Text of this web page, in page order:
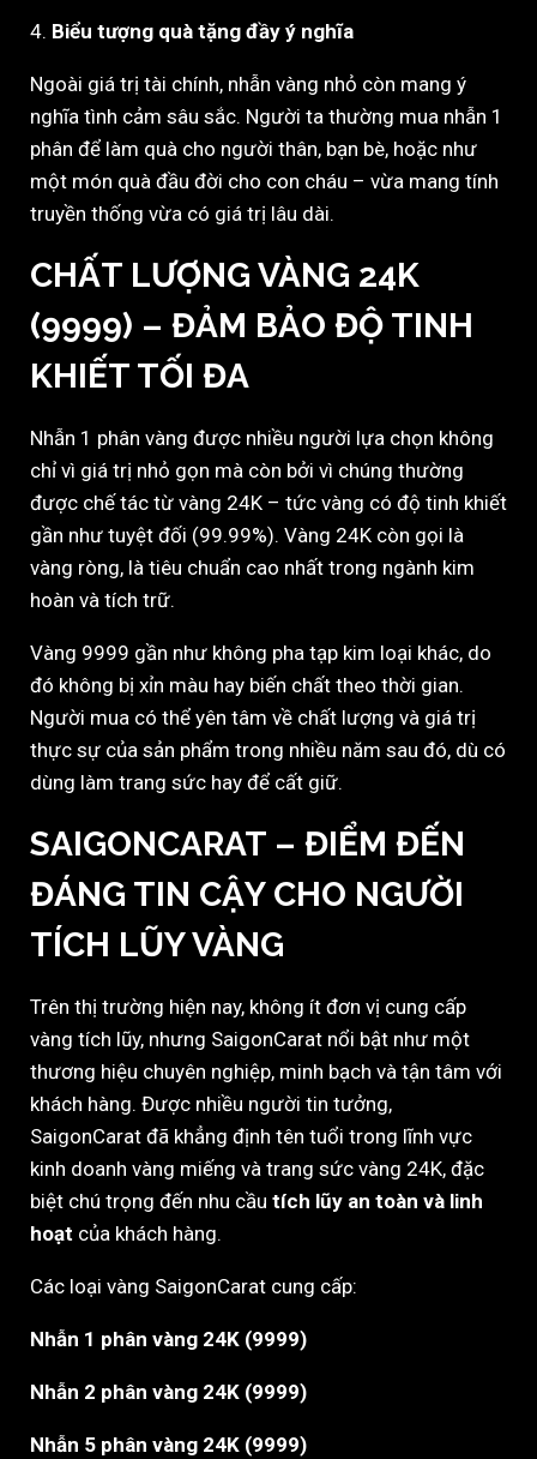
4. Biểu tượng quà tặng đầy ý nghĩa
Ngoài giá trị tài chính, nhẫn vàng nhỏ còn mang ý
nghĩa tình cảm sâu sắc. Người ta thường mua nhẫn 1
phân để làm quà cho người thân, bạn bè, hoặc như
một món quà đầu đời cho con cháu – vừa mang tính
truyền thống vừa có giá trị lâu dài.
CHẤT LƯỢNG VÀNG 24K
(9999) – ĐẢM BẢO ĐỘ TINH
KHIẾT TỐI ĐA
Nhẫn 1 phân vàng được nhiều người lựa chọn không
chỉ vì giá trị nhỏ gọn mà còn bởi vì chúng thường
được chế tác từ vàng 24K – tức vàng có độ tinh khiết
gần như tuyệt đối (99.99%). Vàng 24K còn gọi là
vàng ròng, là tiêu chuẩn cao nhất trong ngành kim
hoàn và tích trữ.
Vàng 9999 gần như không pha tạp kim loại khác, do
đó không bị xỉn màu hay biến chất theo thời gian.
Người mua có thể yên tâm về chất lượng và giá trị
thực sự của sản phẩm trong nhiều năm sau đó, dù có
dùng làm trang sức hay để cất giữ.
SAIGONCARAT – ĐIỂM ĐẾN
ĐÁNG TIN CẬY CHO NGƯỜI
TÍCH LŨY VÀNG
Trên thị trường hiện nay, không ít đơn vị cung cấp
vàng tích lũy, nhưng SaigonCarat nổi bật như một
thương hiệu chuyên nghiệp, minh bạch và tận tâm với
khách hàng. Được nhiều người tin tưởng,
SaigonCarat đã khẳng định tên tuổi trong lĩnh vực
kinh doanh vàng miếng và trang sức vàng 24K, đặc
biệt chú trọng đến nhu cầu tích lũy an toàn và linh
hoạt của khách hàng.
Các loại vàng SaigonCarat cung cấp:
Nhẫn 1 phân vàng 24K (9999)
Nhẫn 2 phân vàng 24K (9999)
Nhẫn 5 phân vàng 24K (9999)